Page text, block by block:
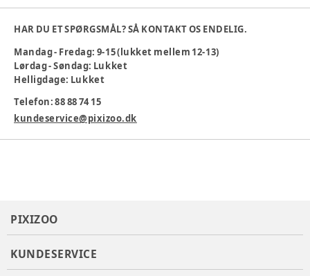
Materiale :Bomuld
Producent:hummel A/S, balticagade 20, 8000 Aarhus C,
Danmark, OnlinesupportDK@hummel.dk, www.hummel.dk
Produktionsland
Tøj størrelse:80 cm / 12 mdr.
HAR DU ET SPØRGSMÅL? SÅ KONTAKT OS ENDELIG.
Mandag - Fredag: 9-15 (lukket mellem 12-13)
Lørdag - Søndag: Lukket
Helligdage: Lukket
Telefon: 88 88 74 15
kundeservice@pixizoo.dk
PIXIZOO
KUNDESERVICE